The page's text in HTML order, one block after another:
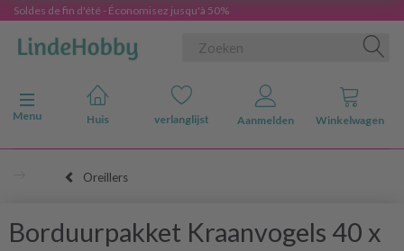
Soldes de fin d'été - Économisez jusqu'à 50%
Navigatie in-/uitschakelen
Menu
Huis verlanglijst Aanmelden Winkelwagen
Oreillers
Borduurpakket Kraanvogels 40 x